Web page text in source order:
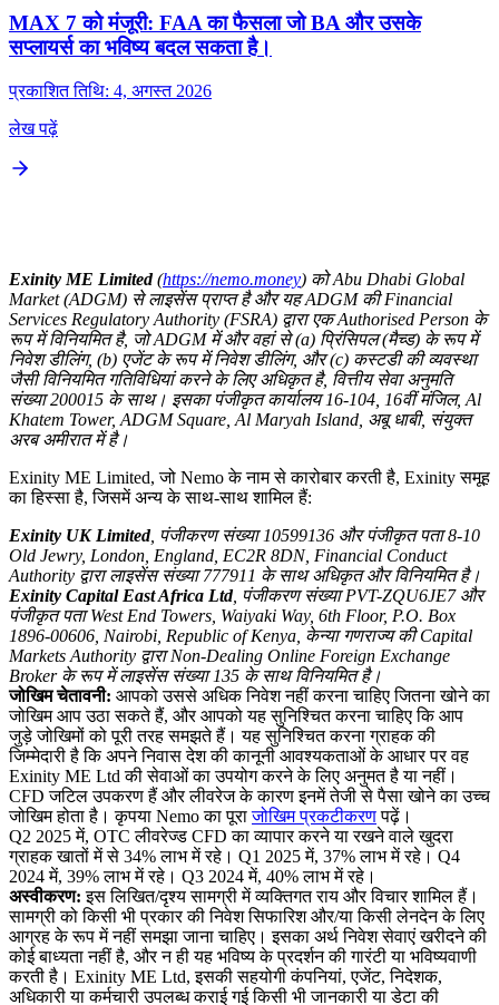
MAX 7 को मंजूरी: FAA का फैसला जो BA और उसके
सप्लायर्स का भविष्य बदल सकता है।
प्रकाशित तिथि: 4, अगस्त 2026
लेख पढ़ें
Exinity ME Limited(https://nemo.money) को Abu Dhabi Global
Market (ADGM) से लाइसेंस प्राप्त है और यह ADGM की Financial
Services Regulatory Authority (FSRA) द्वारा एक Authorised Person के
रूप में विनियमित है, जो ADGM में और वहां से (a) प्रिंसिपल (मैच्ड) के रूप में
निवेश डीलिंग, (b) एजेंट के रूप में निवेश डीलिंग, और (c) कस्टडी की व्यवस्था
जैसी विनियमित गतिविधियां करने के लिए अधिकृत है, वित्तीय सेवा अनुमति
संख्या 200015 के साथ। इसका पंजीकृत कार्यालय 16-104, 16वीं मंजिल, Al
Khatem Tower, ADGM Square, Al Maryah Island, अबू धाबी, संयुक्त
अरब अमीरात में है।
Exinity ME Limited, जो Nemo के नाम से कारोबार करती है, Exinity समूह
का हिस्सा है, जिसमें अन्य के साथ-साथ शामिल हैं:
Exinity UK Limited, पंजीकरण संख्या 10599136 और पंजीकृत पता 8-10
Old Jewry, London, England, EC2R 8DN, Financial Conduct
Authority द्वारा लाइसेंस संख्या 777911 के साथ अधिकृत और विनियमित है।
Exinity Capital East Africa Ltd, पंजीकरण संख्या PVT-ZQU6JE7 और
पंजीकृत पता West End Towers, Waiyaki Way, 6th Floor, P.O. Box
1896-00606, Nairobi, Republic of Kenya, केन्या गणराज्य की Capital
Markets Authority द्वारा Non-Dealing Online Foreign Exchange
Broker के रूप में लाइसेंस संख्या 135 के साथ विनियमित है।
जोखिम चेतावनी: आपको उससे अधिक निवेश नहीं करना चाहिए जितना खोने का
जोखिम आप उठा सकते हैं, और आपको यह सुनिश्चित करना चाहिए कि आप
जुड़े जोखिमों को पूरी तरह समझते हैं। यह सुनिश्चित करना ग्राहक की
जिम्मेदारी है कि अपने निवास देश की कानूनी आवश्यकताओं के आधार पर वह
Exinity ME Ltd की सेवाओं का उपयोग करने के लिए अनुमत है या नहीं।
CFD जटिल उपकरण हैं और लीवरेज के कारण इनमें तेजी से पैसा खोने का उच्च
जोखिम होता है। कृपया Nemo का पूराजोखिम प्रकटीकरणपढ़ें।
Q2 2025 में, OTC लीवरेज्ड CFD का व्यापार करने या रखने वाले खुदरा
ग्राहक खातों में से 34% लाभ में रहे। Q1 2025 में, 37% लाभ में रहे। Q4
2024 में, 39% लाभ में रहे। Q3 2024 में, 40% लाभ में रहे।
अस्वीकरण: इस लिखित/दृश्य सामग्री में व्यक्तिगत राय और विचार शामिल हैं।
सामग्री को किसी भी प्रकार की निवेश सिफारिश और/या किसी लेनदेन के लिए
आग्रह के रूप में नहीं समझा जाना चाहिए। इसका अर्थ निवेश सेवाएं खरीदने की
कोई बाध्यता नहीं है, और न ही यह भविष्य के प्रदर्शन की गारंटी या भविष्यवाणी
करती है। Exinity ME Ltd, इसकी सहयोगी कंपनियां, एजेंट, निदेशक,
अधिकारी या कर्मचारी उपलब्ध कराई गई किसी भी जानकारी या डेटा की